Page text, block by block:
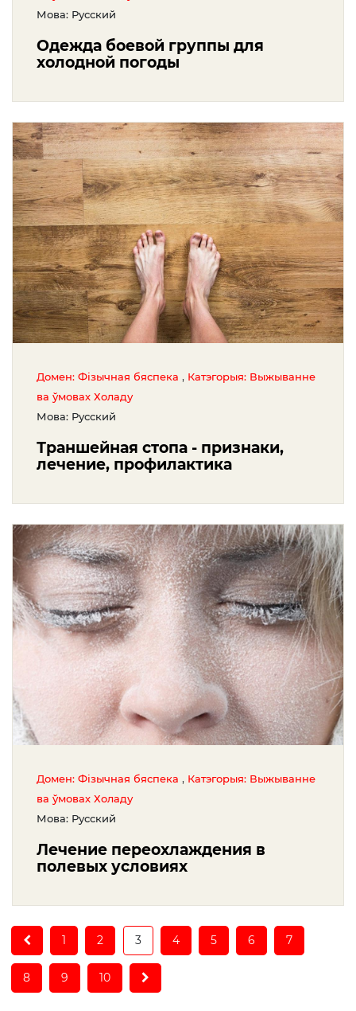
Мова: Русский
Одежда боевой группы для
холодной погоды
Домен: Фізычная бяспека , Катэгорыя: Выжыванне
ва ўмовах Холаду
Мова: Русский
Траншейная стопа - признаки,
лечение, профилактика
Домен: Фізычная бяспека , Катэгорыя: Выжыванне
ва ўмовах Холаду
Мова: Русский
Лечение переохлаждения в
полевых условиях
1 2 3(current)
4 5 6 7
8 9 10